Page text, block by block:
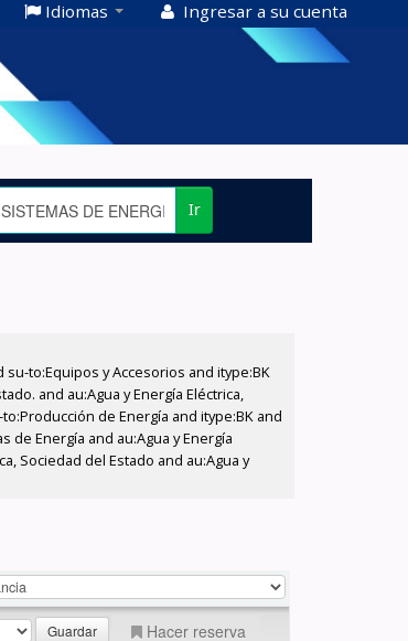
Idiomas Ingresar a su cuenta
Ir
su-to:Equipos y Accesorios and itype:BK
and au:Agua y Energía Eléctrica,
de Energía and itype:BK and
de Energía and au:Agua y Energía
Sociedad del Estado and au:Agua y
Hacer reserva